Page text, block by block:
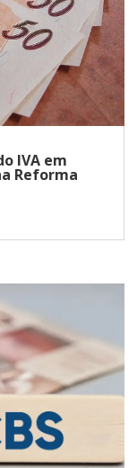
IVA em
Reforma